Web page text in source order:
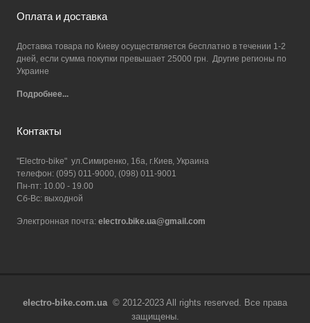
Оплата и доставка
Доставка товара по Киеву осуществляется бесплатно в течении 1-2
дней, если сумма покупки превышает 25000 грн. Другие регионы по
Украине
Подробнее...
Контакты
"Electro-bike" ул.Симиренко, 16а, г.Киев, Украина
телефон: (095) 011-9000, (098) 011-9001
Пн-пт: 10.00 - 19.00
Сб-Вс: выходной
Электронная почта: electro.bike.ua@gmail.com
electro-bike.com.ua © 2012-2023 All rights reserved. Все права
защищены.